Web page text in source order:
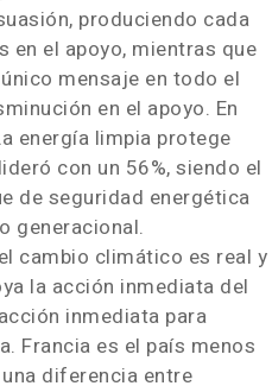
produciendo cada
en el apoyo, mientras que
mensaje en todo el
en el apoyo. En
energía limpia protege
con un 56%, siendo el
de seguridad energética
generacional.
cambio climático es real y
la acción inmediata del
inmediata para
Francia es el país menos
diferencia entre